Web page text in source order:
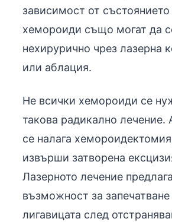
зависимост от
хемороиди също могат да
нехирурично чрез лазерна
или аблация.
Не всички хемороиди се
такова радикално лечение.
се налага
извърши затворена
Лазерното лечение предлага
възможност за запечатване
лигавицата след